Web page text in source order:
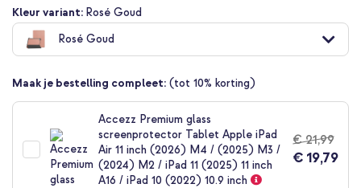
Ga
naar
het
begin
de
afbeeldingen-
Kleur variant: Rosé Goud
Rosé Goud
Maak je bestelling compleet: (tot 10% korting)
Accezz Premium glass
screenprotector Tablet Apple iPad
Air 11 inch (2026) M4 / (2025) M3 /
(2024) M2 / iPad 11 (2025) 11 inch
A16 / iPad 10 (2022) 10.9 inch
€ 21,99
€ 19,79